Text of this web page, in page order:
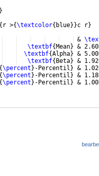
}
{ r >{\textcolor{ blue}}c r}
&
\textbf{ Mean} &
\textbf{Alpha} &
\textbf{ Beta} &
{\percent } -Percentil } &
{\percent } -Percentil } &
{\percent } -Percentil } &